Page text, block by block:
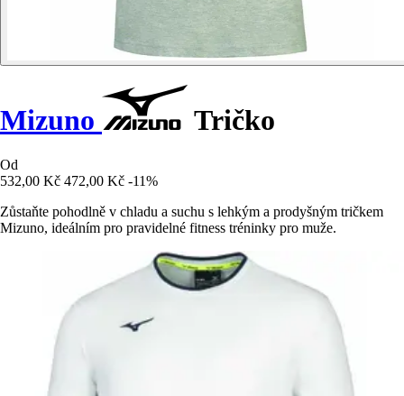
Mizuno Tričko
Od
532,00 Kč 472,00 Kč -11%
Zůstaňte pohodlně v chladu a suchu s lehkým a prodyšným tričkem
Mizuno, ideálním pro pravidelné fitness tréninky pro muže.